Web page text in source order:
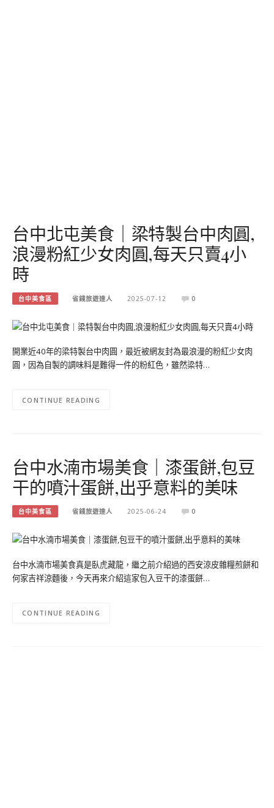
台中北屯美食｜梁特製台中肉圓,
浪漫粉紅少女肉圓,每天只賣4小
時
台中美食區 省錢旅遊達人 2025-07-12 0
開業近40年的梁特製台中肉圓，最近被網友封為最浪漫的粉紅少女肉
圓，因為自製的調味料是難得一件的粉紅色，雖然梁特…
CONTINUE READING
台中水湳市場美食｜漆蛋餅,包豆
干的噴汁蛋餅,出乎意料的美味
台中美食區 省錢旅遊達人 2025-06-24 0
台中水湳市場美食真是臥虎藏龍，繼之前介紹過的西安涼皮雜糧煎餅和
何家吉祥涼麵後，今天再來介紹這家包入豆干的漆蛋餅…
CONTINUE READING